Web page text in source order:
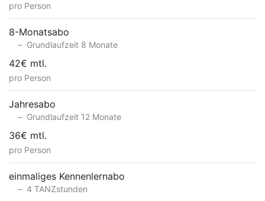
pro Person
8-Monatsabo
Grundlaufzeit 8 Monate
42€ mtl.
pro Person
Jahresabo
Grundlaufzeit 12 Monate
36€ mtl.
pro Person
einmaliges Kennenlernabo
4 TANZstunden